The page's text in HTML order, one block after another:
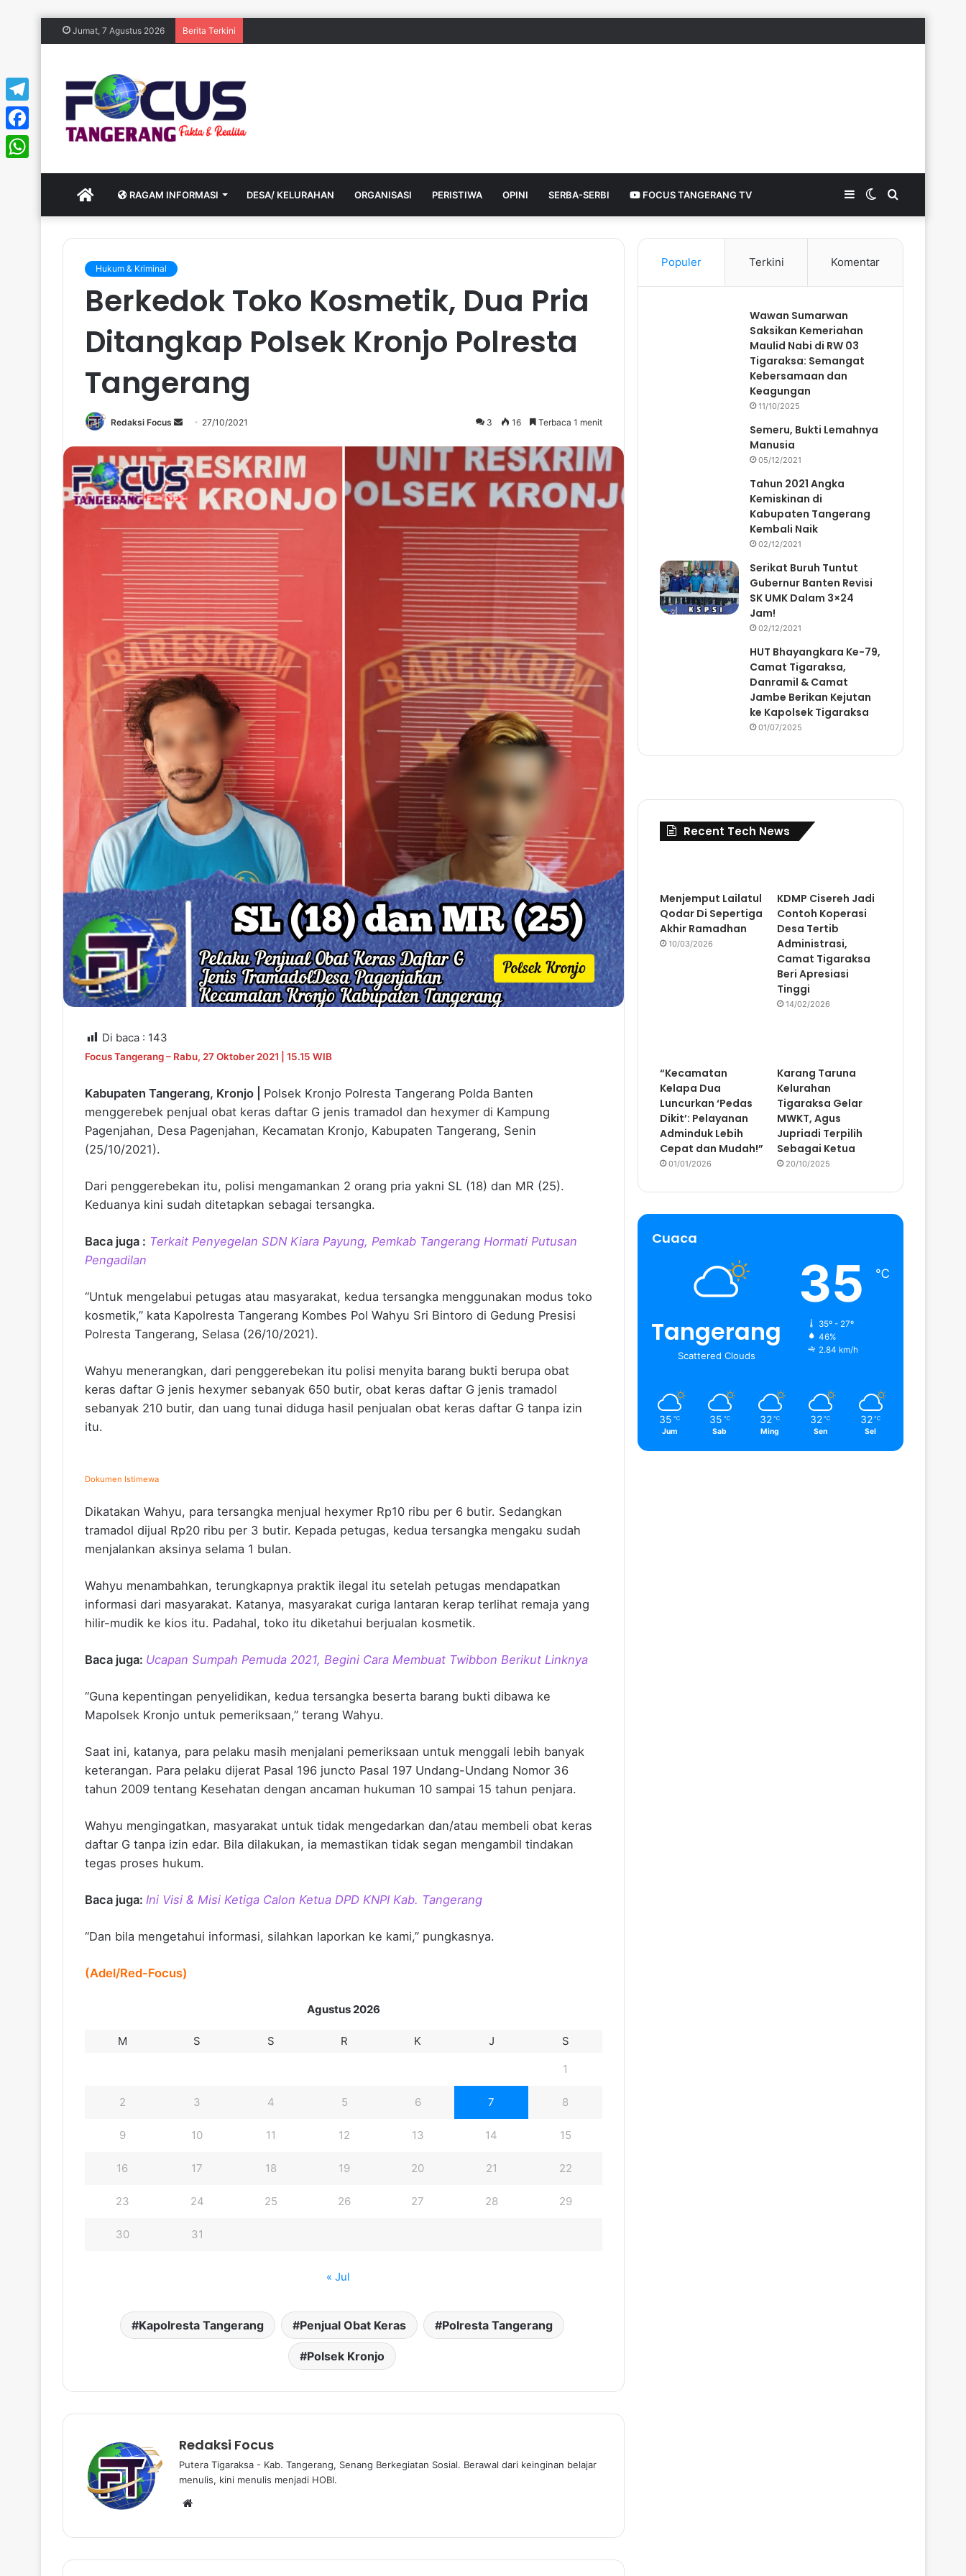
Jumat, 7 Agustus 2026 Berita Terkini
HOME RAGAM INFORMASI DESA/ KELURAHAN ORGANISASI PERISTIWA OPINI SERBA-SERBI FOCUS TANGERANG TV Search
Switch
skin
Sidebar
Hukum & Kriminal
Berkedok Toko Kosmetik, Dua Pria
Ditangkap Polsek Kronjo Polresta
Tangerang
Redaksi Focus
Send
email
27/10/2021 3 16 Terbaca 1 menit
Di baca : 143
Focus Tangerang – Rabu, 27 Oktober 2021 | 15.15 WIB
Kabupaten Tangerang, Kronjo | Polsek Kronjo Polresta Tangerang Polda Banten
menggerebek penjual obat keras daftar G jenis tramadol dan hexymer di Kampung
Pagenjahan, Desa Pagenjahan, Kecamatan Kronjo, Kabupaten Tangerang, Senin
(25/10/2021).
Dari penggerebekan itu, polisi mengamankan 2 orang pria yakni SL (18) dan MR (25).
Keduanya kini sudah ditetapkan sebagai tersangka.
Baca juga : Terkait Penyegelan SDN Kiara Payung, Pemkab Tangerang Hormati Putusan
Pengadilan
“Untuk mengelabui petugas atau masyarakat, kedua tersangka menggunakan modus toko
kosmetik,” kata Kapolresta Tangerang Kombes Pol Wahyu Sri Bintoro di Gedung Presisi
Polresta Tangerang, Selasa (26/10/2021).
Wahyu menerangkan, dari penggerebekan itu polisi menyita barang bukti berupa obat
keras daftar G jenis hexymer sebanyak 650 butir, obat keras daftar G jenis tramadol
sebanyak 210 butir, dan uang tunai diduga hasil penjualan obat keras daftar G tanpa izin
itu.
Dokumen Istimewa
Dikatakan Wahyu, para tersangka menjual hexymer Rp10 ribu per 6 butir. Sedangkan
tramadol dijual Rp20 ribu per 3 butir. Kepada petugas, kedua tersangka mengaku sudah
menjalankan aksinya selama 1 bulan.
Wahyu menambahkan, terungkapnya praktik ilegal itu setelah petugas mendapatkan
informasi dari masyarakat. Katanya, masyarakat curiga lantaran kerap terlihat remaja yang
hilir-mudik ke kios itu. Padahal, toko itu diketahui berjualan kosmetik.
Baca juga: Ucapan Sumpah Pemuda 2021, Begini Cara Membuat Twibbon Berikut Linknya
“Guna kepentingan penyelidikan, kedua tersangka beserta barang bukti dibawa ke
Mapolsek Kronjo untuk pemeriksaan,” terang Wahyu.
Saat ini, katanya, para pelaku masih menjalani pemeriksaan untuk menggali lebih banyak
keterangan. Para pelaku dijerat Pasal 196 juncto Pasal 197 Undang-Undang Nomor 36
tahun 2009 tentang Kesehatan dengan ancaman hukuman 10 sampai 15 tahun penjara.
Wahyu mengingatkan, masyarakat untuk tidak mengedarkan dan/atau membeli obat keras
daftar G tanpa izin edar. Bila dilakukan, ia memastikan tidak segan mengambil tindakan
tegas proses hukum.
Baca juga: Ini Visi & Misi Ketiga Calon Ketua DPD KNPI Kab. Tangerang
“Dan bila mengetahui informasi, silahkan laporkan ke kami,” pungkasnya.
(Adel/Red-Focus)
Agustus 2026
M S S R K J S
1
2 3 4 5 6 7 8
9 10 11 12 13 14 15
16 17 18 19 20 21 22
23 24 25 26 27 28 29
30 31
« Jul
Kapolresta Tangerang Penjual Obat Keras Polresta Tangerang
Polsek Kronjo
Redaksi Focus
Putera Tigaraksa - Kab. Tangerang, Senang Berkegiatan Sosial. Berawal dari keinginan belajar
menulis, kini menulis menjadi HOBI.
Website
Populer Terkini Komentar
Wawan Sumarwan
Saksikan Kemeriahan
Maulid Nabi di RW 03
Tigaraksa: Semangat
Kebersamaan dan
Keagungan
11/10/2025
Semeru, Bukti Lemahnya
Manusia
05/12/2021
Tahun 2021 Angka
Kemiskinan di
Kabupaten Tangerang
Kembali Naik
02/12/2021
Serikat Buruh Tuntut
Gubernur Banten Revisi
SK UMK Dalam 3×24
Jam!
02/12/2021
HUT Bhayangkara Ke-79,
Camat Tigaraksa,
Danramil & Camat
Jambe Berikan Kejutan
ke Kapolsek Tigaraksa
01/07/2025
Recent Tech News
Menjemput Lailatul
Qodar Di Sepertiga
Akhir Ramadhan
10/03/2026
KDMP Cisereh Jadi
Contoh Koperasi
Desa Tertib
Administrasi,
Camat Tigaraksa
Beri Apresiasi
Tinggi
14/02/2026
“Kecamatan
Kelapa Dua
Luncurkan ‘Pedas
Dikit’: Pelayanan
Adminduk Lebih
Cepat dan Mudah!”
01/01/2026
Karang Taruna
Kelurahan
Tigaraksa Gelar
MWKT, Agus
Jupriadi Terpilih
Sebagai Ketua
20/10/2025
Cuaca
Tangerang
Scattered Clouds
35 ℃
35º - 27º
46%
2.84 km/h
35 ℃
Jum
35 ℃
Sab
32 ℃
Ming
32 ℃
Sen
32 ℃
Sel
Telegram
Facebook